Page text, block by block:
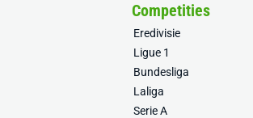
Competities
Eredivisie
Ligue 1
Bundesliga
Laliga
Serie A